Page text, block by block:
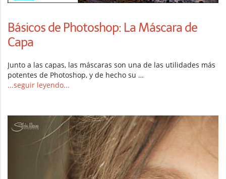
Básicos de Photoshop: La Máscara de
Capa
Junto a las capas, las máscaras son una de las utilidades más
potentes de Photoshop, y de hecho su …
...seguir leyendo...